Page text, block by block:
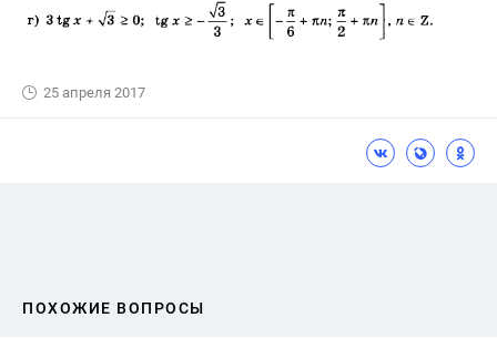
25 апреля 2017
ПОХОЖИЕ ВОПРОСЫ